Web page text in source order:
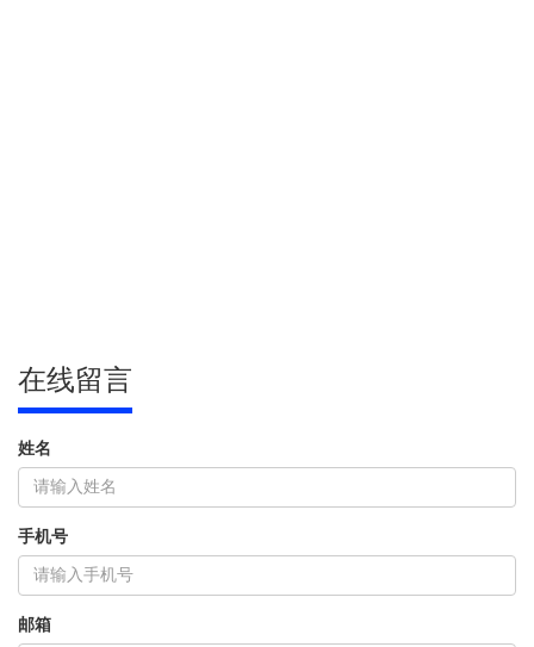
在线留言
姓名
手机号
邮箱